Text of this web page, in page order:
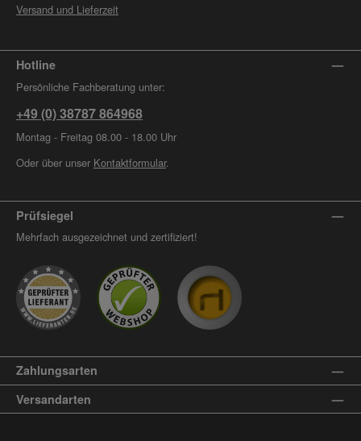
Versand und Lieferzeit
Hotline
Persönliche Fachberatung unter:
+49 (0) 38787 864968
Montag - Freitag 08.00 - 18.00 Uhr
Oder über unser Kontaktformular.
Prüfsiegel
Mehrfach ausgezeichnet und zertifiziert!
Zahlungsarten
Versandarten